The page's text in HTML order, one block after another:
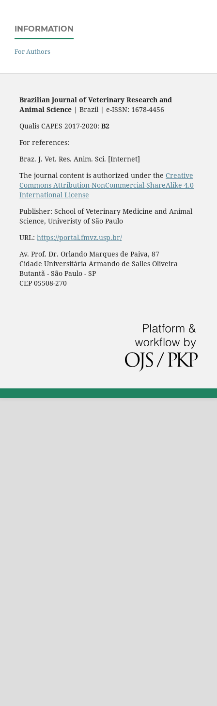
INFORMATION
For Authors
Brazilian Journal of Veterinary Research and
Animal Science| Brazil | e-ISSN: 1678-4456
Qualis CAPES 2017-2020: B2
For references:
Braz. J. Vet. Res. Anim. Sci. [Internet]
The journal content is authorized under the Creative
Commons Attribution-NonCommercial-ShareAlike 4.0
International License
Publisher: School of Veterinary Medicine and Animal
Science, Univeristy of São Paulo
URL: https://portal.fmvz.usp.br/
Av. Prof. Dr. Orlando Marques de Paiva, 87
Cidade Universitária Armando de Salles Oliveira
Butantã - São Paulo - SP
CEP 05508-270